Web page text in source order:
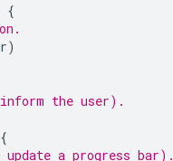
{
)
the user).
{
a progress bar).